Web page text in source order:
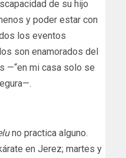
de su hijo
y poder estar con
los eventos
son enamorados del
—“en mi casa solo se
no practica alguno.
en Jerez; martes y